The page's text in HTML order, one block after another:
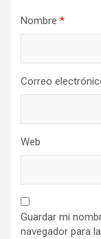
Nombre *
Correo
Web
Guardar mi
navegador para